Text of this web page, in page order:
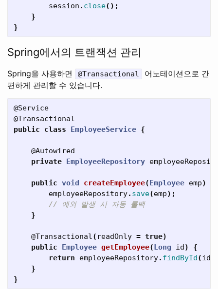
session . close();
}
}
Spring에서의 트랜잭션 관리
Spring을 사용하면 @Transactional
어노테이션으로 간
편하게 관리할 수 있습니다.
@Service
@Transactional
public
class EmployeeService {
@Autowired
private EmployeeRepository
public void createEmployee(Employee emp)
employeeRepository. save(emp);
// 예외 발생 시 자동 롤백
}
@Transactional( readOnly = true)
public
Employee getEmployee(Long id)
{
return
employeeRepository. findById(id
}
}